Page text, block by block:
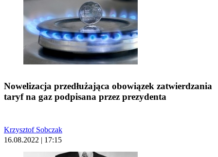
Nowelizacja przedłużająca obowiązek zatwierdzania
taryf na gaz podpisana przez prezydenta
Krzysztof Sobczak
16.08.2022 | 17:15